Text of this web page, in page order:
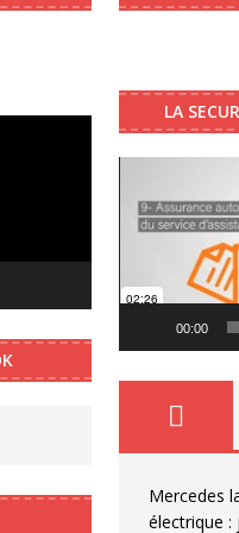
LA
00:00
Mercedes
électrique :